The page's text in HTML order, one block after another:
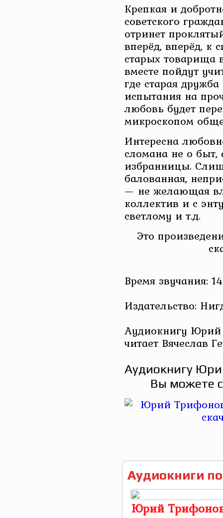
Крепкая и
советского
отринет
вперёд, вперёд, к
старых товарища
вместе пойдут
где старая
испытания на
любовь будет
микроскопом
Интересна
сломана не о быт,
избранницы.
балованная,
— не желающая
коллектив и с
светлому и т.д.
Это
Время звучания:
Издательство:
Аудиокнигу Юрий
читает Вячеслав
Аудиокнигу
Вы можете
Аудиокниги
Юрий